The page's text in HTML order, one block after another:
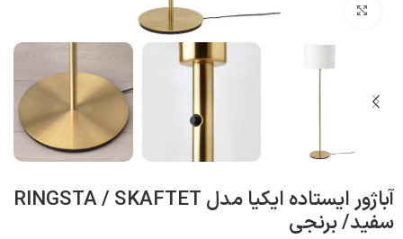
بزرگنمایی تصویر
آباژور ایستاده ایکیا مدل RINGSTA / SKAFTET
سفید/ برنجی